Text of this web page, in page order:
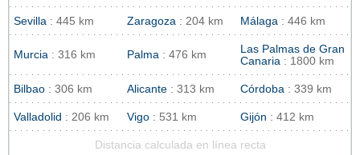
Sevilla : 445 km Zaragoza : 204 km Málaga : 446 km
Murcia : 316 km Palma : 476 km
Las Palmas de Gran
Canaria : 1800 km
Bilbao : 306 km Alicante : 313 km Córdoba : 339 km
Valladolid : 206 km Vigo : 531 km Gijón : 412 km
Distancia calculada en línea recta